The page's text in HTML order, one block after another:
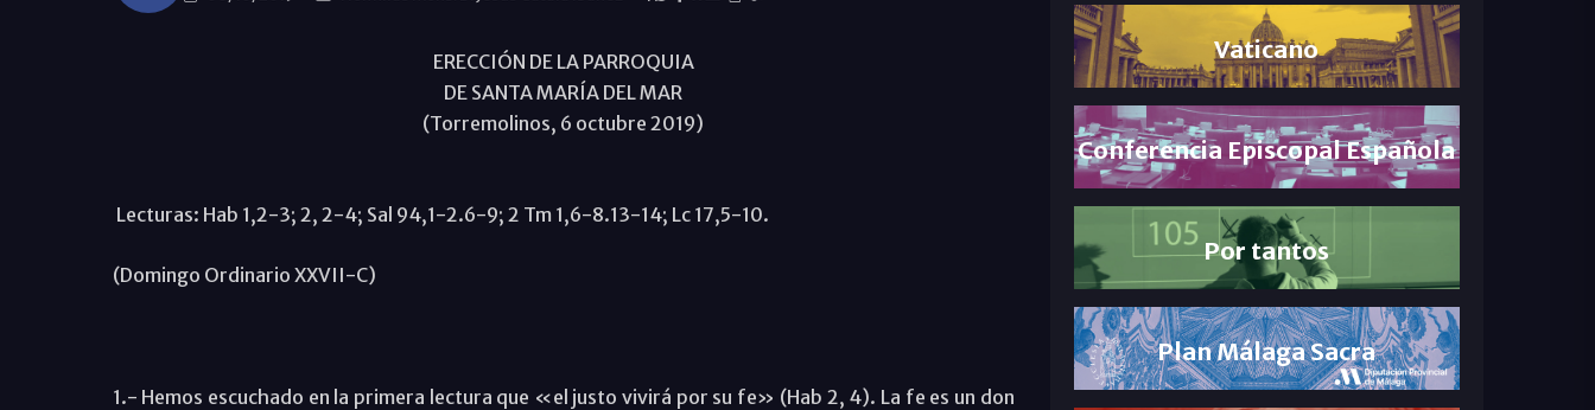
ERECCIÓN DE LA PARROQUIA
DE SANTA MARÍA DEL MAR
(Torremolinos, 6 octubre 2019)
Lecturas: Hab 1,2-3; 2, 2-4; Sal 94,1-2.6-9; 2 Tm 1,6-8.13-14; Lc 17,5-10.
(Domingo Ordinario XXVII-C)
1.- Hemos escuchado en la primera lectura que «el justo vivirá por su fe» (Hab 2, 4). La fe es un don
Vaticano
Conferencia Episcopal Española
Por tantos
Plan Málaga Sacra